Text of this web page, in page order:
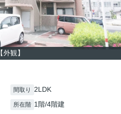
【外観】
間取り 2LDK
所在階 1階/4階建